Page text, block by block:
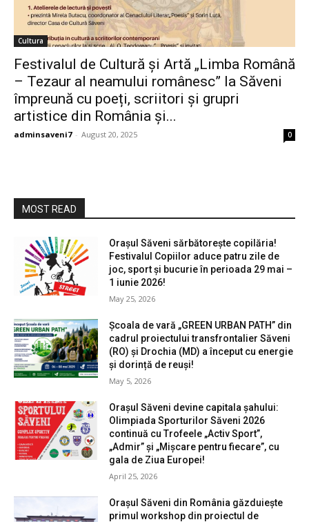
Cultura
Festivalul de Cultură și Artă „Limba Română
– Tezaur al neamului românesc” la Săveni
împreună cu poeți, scriitori și grupri
artistice din România și...
adminsaveni7 - August 20, 2025 0
MOST READ
Orașul Săveni sărbătorește copilăria!
Festivalul Copiilor aduce patru zile de
joc, sport și bucurie în perioada 29 mai –
1 iunie 2026!
May 25, 2026
Școala de vară „GREEN URBAN PATH” din
cadrul proiectului transfrontalier Săveni
(RO) și Drochia (MD) a început cu energie
și dorință de reuși!
May 5, 2026
Orașul Săveni devine capitala șahului:
Olimpiada Sporturilor Săveni 2026
continuă cu Trofeele „Activ Sport”,
„Admir” și „Mișcare pentru fiecare”, cu
gala de Ziua Europei!
April 25, 2026
Orașul Săveni din România găzduiește
primul workshop din proiectul de